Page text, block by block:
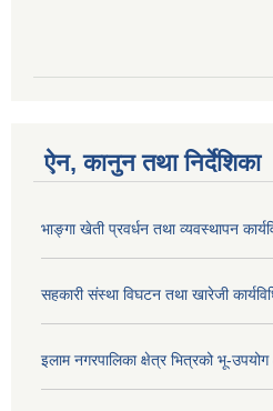
ऐन, कानुन तथा निर्देशिका
भाङ्गा खेती प्रवर्धन तथा व्यवस्थापन
सहकारी संस्था विघटन तथा खारेजी
इलाम नगरपालिका क्षेत्र भित्रको भू-उपयोग